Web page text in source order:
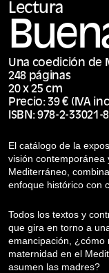
Lectura
Una coedición de
248 páginas
20 x 25 cm
Precio: 39 € (IVA
ISBN: 978-2-33021-
El catálogo de la
visión contemporánea
Mediterráneo,
enfoque histórico con
Todos los textos y
que gira en torno a
emancipación, ¿cómo
maternidad en el
asumen las madres?